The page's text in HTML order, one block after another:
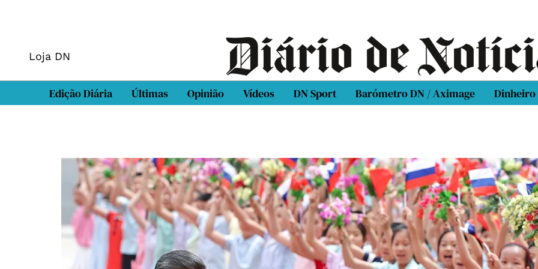
Loja DN
Edição Diária Últimas Opinião Vídeos DN Sport Barómetro DN / Aximage Dinheiro